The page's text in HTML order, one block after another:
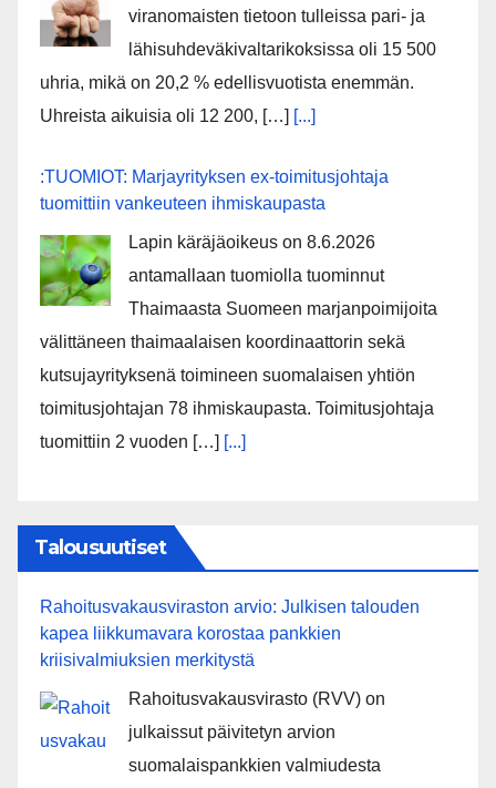
viranomaisten tietoon tulleissa pari- ja
lähisuhdeväkivaltarikoksissa oli 15 500
uhria, mikä on 20,2 % edellisvuotista enemmän.
Uhreista aikuisia oli 12 200, […] [...]
:TUOMIOT: Marjayrityksen ex-toimitusjohtaja
tuomittiin vankeuteen ihmiskaupasta
Lapin käräjäoikeus on 8.6.2026
antamallaan tuomiolla tuominnut
Thaimaasta Suomeen marjanpoimijoita
välittäneen thaimaalaisen koordinaattorin sekä
kutsujayrityksenä toimineen suomalaisen yhtiön
toimitusjohtajan 78 ihmiskaupasta. Toimitusjohtaja
tuomittiin 2 vuoden […] [...]
Talousuutiset
Rahoitusvakausviraston arvio: Julkisen talouden
kapea liikkumavara korostaa pankkien
kriisivalmiuksien merkitystä
Rahoitusvakausvirasto (RVV) on
julkaissut päivitetyn arvion
suomalaispankkien valmiudesta